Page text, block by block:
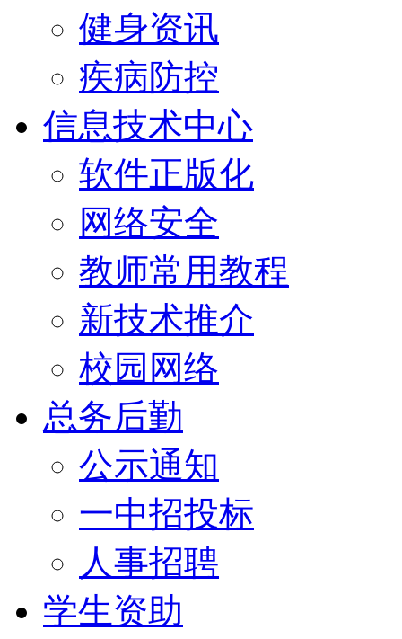
健身资讯
疾病防控
信息技术中心
软件正版化
网络安全
教师常用教程
新技术推介
校园网络
总务后勤
公示通知
一中招投标
人事招聘
学生资助